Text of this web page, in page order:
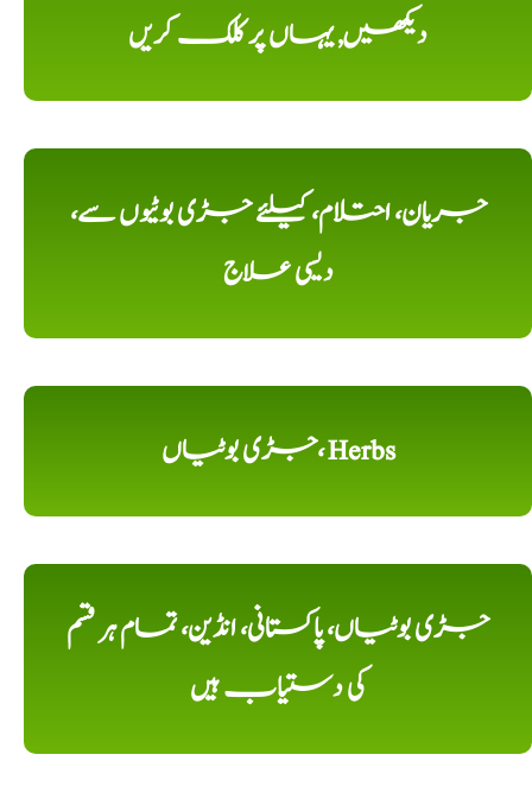
دیکھیں, یہاں پر کلک کریں
جریان، احتلام، کیلئے جڑی بوٹیوں سے،
دیسی علاج
جڑی بوٹیاں، Herbs
جڑی بوٹیاں، پاکستانی، انڈین، تمام ہر قسم
کی دستیاب ہیں